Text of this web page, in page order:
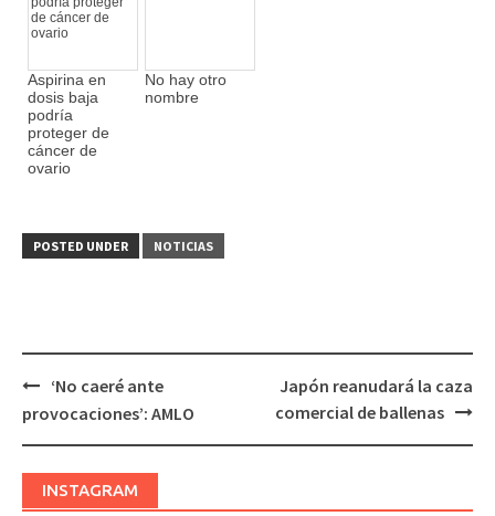
Aspirina en
dosis baja
podría
proteger de
cáncer de
ovario
No hay otro
nombre
POSTED UNDER NOTICIAS
Post
navigation
‘No caeré ante
provocaciones’: AMLO
Japón reanudará la caza
comercial de ballenas
INSTAGRAM